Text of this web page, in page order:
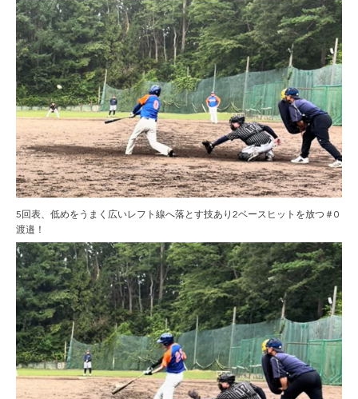
5回表、低めをうまく広いレフト線へ落とす技あり2ベースヒットを放つ＃0
渡邉！